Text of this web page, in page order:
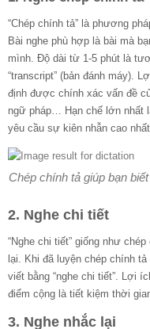
“Chép chính tả” là phương
Bài nghe phù hợp là bài mà
mình. Độ dài từ 1-5 phút là
“transcript” (bản đánh máy).
định được chính xác vấn đề
ngữ pháp… Hạn chế lớn nhất
yêu cầu sự kiên nhẫn cao
Chép chính tả giúp bạn
2. Nghe chi tiết
“Nghe chi tiết” giống như
lại. Khi đã luyện chép chính
viết bằng “nghe chi tiết”. Lợi
điểm cộng là tiết kiệm thời
3. Nghe nhắc lại